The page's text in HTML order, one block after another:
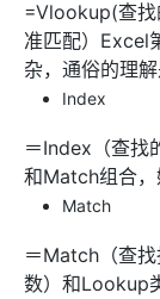
=Vlookup(查找
准匹配）Excel
杂，通俗的理
Index
＝Index（查找
和Match组合，
Match
＝Match（查
数）和Lookup